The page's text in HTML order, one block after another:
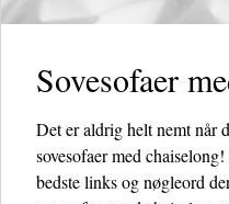
Sovesofaer
Det er aldrig helt nemt når
sovesofaer med
bedste links og nøgleord